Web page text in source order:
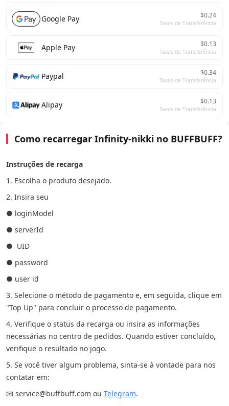
Google Pay $0.24
Taxas de Transferência
Apple Pay $0.13
Taxas de Transferência
Paypal $0.34
Taxas de Transferência
Alipay $0.13
Taxas de Transferência
Como recarregar Infinity-nikki no BUFFBUFF?
Instruções de recarga
1. Escolha o produto desejado.
2. Insira seu
● loginModel
● serverId
● UID
● password
● user id
3. Selecione o método de pagamento e, em seguida, clique em
"Top Up" para concluir o processo de pagamento.
4. Verifique o status da recarga ou insira as informações
necessárias no centro de pedidos. Quando estiver concluído,
verifique o resultado no jogo.
5. Se você tiver algum problema, sinta-se à vontade para nos
contatar em:
📧 service@buffbuff.com ou Telegram.